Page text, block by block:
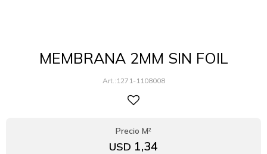
MEMBRANA 2MM SIN FOIL
1271-1108008
USD 1,34